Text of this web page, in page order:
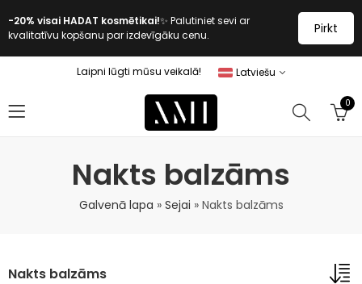
-20% visai HADAT kosmētikai!✨ Palutiniet sevi ar
kvalitatīvu kopšanu par izdevīgāku cenu.
Pirkt
Laipni lūgti mūsu veikalā! Latviešu
0
Nakts balzāms
Galvenā lapa » Sejai » Nakts balzāms
Nakts balzāms